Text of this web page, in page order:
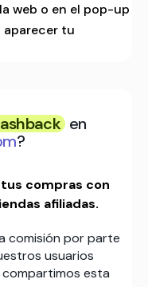
web o en el pop-up
aparecer tu
en
?
compras con
afiliadas.
comisión por parte
usuarios
compartimos esta